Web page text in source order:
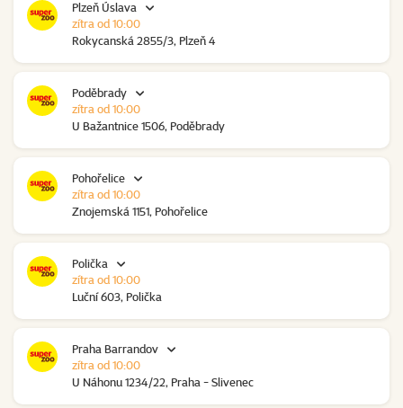
Plzeň Úslava
Rokycanská 2855/3, Plzeň 4
zítra od 10:00
Poděbrady
U Bažantnice 1506, Poděbrady
zítra od 10:00
Pohořelice
Znojemská 1151, Pohořelice
zítra od 10:00
Polička
Luční 603, Polička
zítra od 10:00
Praha Barrandov
U Náhonu 1234/22, Praha - Slivenec
zítra od 10:00